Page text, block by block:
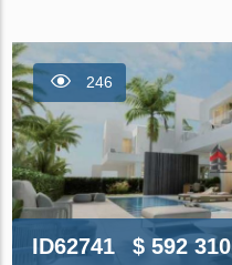
246
ID62741 $ 592 310